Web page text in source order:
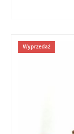
Wyprzedaż